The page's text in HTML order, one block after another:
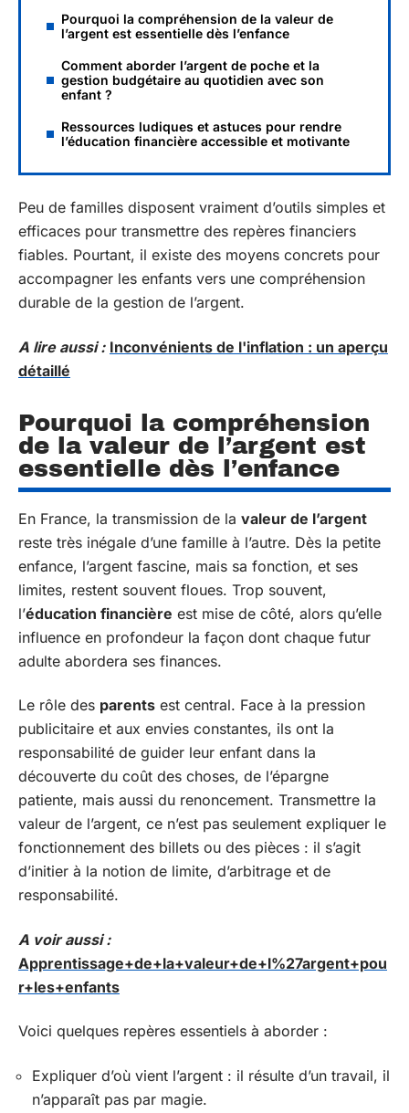
Pourquoi la compréhension de la valeur de
l’argent est essentielle dès l’enfance
Comment aborder l’argent de poche et la
gestion budgétaire au quotidien avec son
enfant ?
Ressources ludiques et astuces pour rendre
l’éducation financière accessible et motivante
Peu de familles disposent vraiment d’outils simples et
efficaces pour transmettre des repères financiers
fiables. Pourtant, il existe des moyens concrets pour
accompagner les enfants vers une compréhension
durable de la gestion de l’argent.
A lire aussi : Inconvénients de l'inflation : un aperçu
détaillé
Pourquoi la compréhension
de la valeur de l’argent est
essentielle dès l’enfance
En France, la transmission de la valeur de l’argent
reste très inégale d’une famille à l’autre. Dès la petite
enfance, l’argent fascine, mais sa fonction, et ses
limites, restent souvent floues. Trop souvent,
l’éducation financière est mise de côté, alors qu’elle
influence en profondeur la façon dont chaque futur
adulte abordera ses finances.
Le rôle des parents est central. Face à la pression
publicitaire et aux envies constantes, ils ont la
responsabilité de guider leur enfant dans la
découverte du coût des choses, de l’épargne
patiente, mais aussi du renoncement. Transmettre la
valeur de l’argent, ce n’est pas seulement expliquer le
fonctionnement des billets ou des pièces : il s’agit
d’initier à la notion de limite, d’arbitrage et de
responsabilité.
A voir aussi :
Apprentissage+de+la+valeur+de+l%27argent+pou
r+les+enfants
Voici quelques repères essentiels à aborder :
Expliquer d’où vient l’argent : il résulte d’un travail, il
n’apparaît pas par magie.